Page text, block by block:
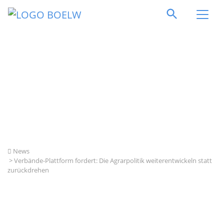
News
> Verbände-Plattform fordert: Die Agrarpolitik weiterentwickeln statt
zurückdrehen